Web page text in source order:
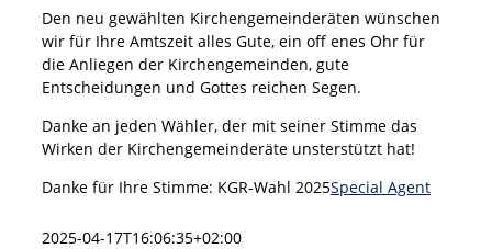
Den neu gewählten Kirchengemeinderäten wünschen
wir für Ihre Amtszeit alles Gute, ein off enes Ohr für
die Anliegen der Kirchengemeinden, gute
Entscheidungen und Gottes reichen Segen.
Danke an jeden Wähler, der mit seiner Stimme das
Wirken der Kirchengemeinderäte unsterstützt hat!
Danke für Ihre Stimme: KGR-Wahl 2025Special Agent
2025-04-17T16:06:35+02:00